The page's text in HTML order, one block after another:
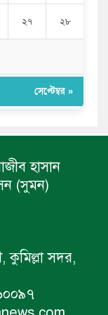
২৭ ২৮
সেপ্টেম্বর »
হাসান
(সুমন)
কুমিল্লা সদর,